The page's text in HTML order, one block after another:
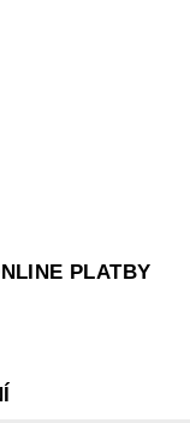
PLATBY